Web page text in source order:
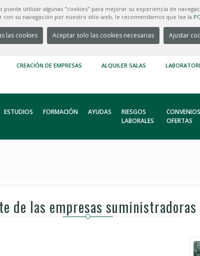
puede utilizar algunas "cookies" para mejorar su experiencia de
con su navegación por nuestro sitio web, le recomendamos que lea la
las cookies Aceptar solo las cookies necesarias Ajustar
CREACIÓN DE EMPRESAS ALQUILER SALAS
ESTUDIOS FORMACIÓN AYUDAS
RIESGOS
LABORALES
OFERTAS
de las empresas suministradoras